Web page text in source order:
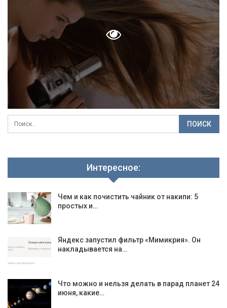
Интересное:
Чем и как почистить чайник от накипи: 5
простых и…
Яндекс запустил фильтр «Мимикрия». Он
накладывается на…
Что можно и нельзя делать в парад планет 24
июня, какие…